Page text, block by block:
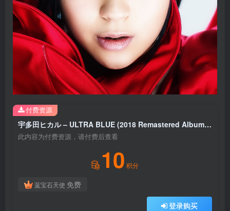
宇多田ヒカル – ULTRA BLUE (2018 Remastered Album)【96kHz／24bit】日本区
此内容为付费资源，请付费后查看
10 积分
蓝宝石天使 免费
登录购买
付费资源